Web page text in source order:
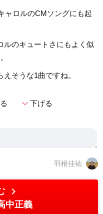
ャロルのCMソングにも起
ルのキュートさにもよく似
そうな1曲ですね。
expand_more下げる
羽根佳祐
chevron_right
中正義